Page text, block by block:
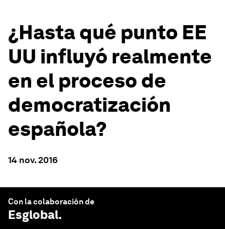
¿Hasta qué punto EE
UU influyó realmente
en el proceso de
democratización
española?
14 nov. 2016
Con la colaboración de
Esglobal.